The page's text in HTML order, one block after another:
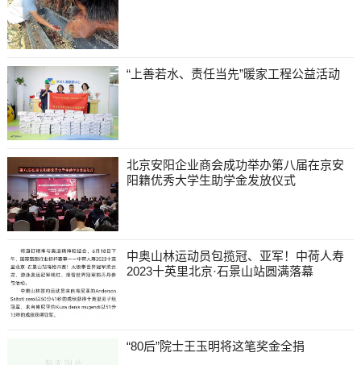
“上善若水、责任当先”暖家工程公益活动
北京安阳企业商会成功举办第八届在京安
阳籍优秀大学生助学金发放仪式
中奥山林运动员包揽冠、亚军！中荷人寿
2023十英里北京·石景山站圆满落幕
“80后”院士王玉明将这笔奖金全捐